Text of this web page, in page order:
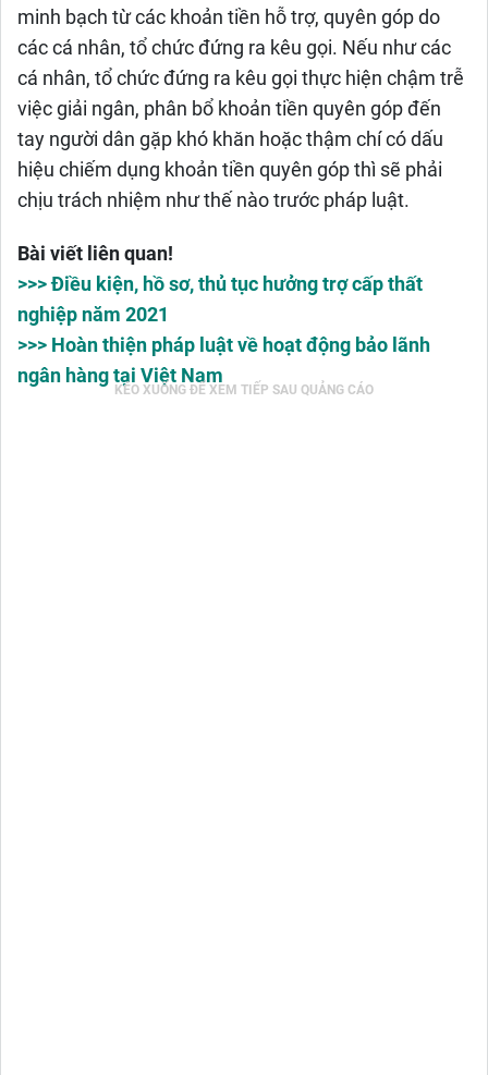
minh bạch từ các khoản tiền hỗ trợ, quyên góp do
các cá nhân, tổ chức đứng ra kêu gọi. Nếu như các
cá nhân, tổ chức đứng ra kêu gọi thực hiện chậm trễ
việc giải ngân, phân bổ khoản tiền quyên góp đến
tay người dân gặp khó khăn hoặc thậm chí có dấu
hiệu chiếm dụng khoản tiền quyên góp thì sẽ phải
chịu trách nhiệm như thế nào trước pháp luật.
Bài viết liên quan!
>>> Điều kiện, hồ sơ, thủ tục hưởng trợ cấp thất
nghiệp năm 2021
>>> Hoàn thiện pháp luật về hoạt động bảo lãnh
ngân hàng tại Việt Nam